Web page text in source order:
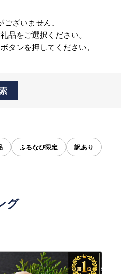
ざいません。
品をご選択ください。
タンを押してください。
ふるなび限定 訳あり
グ